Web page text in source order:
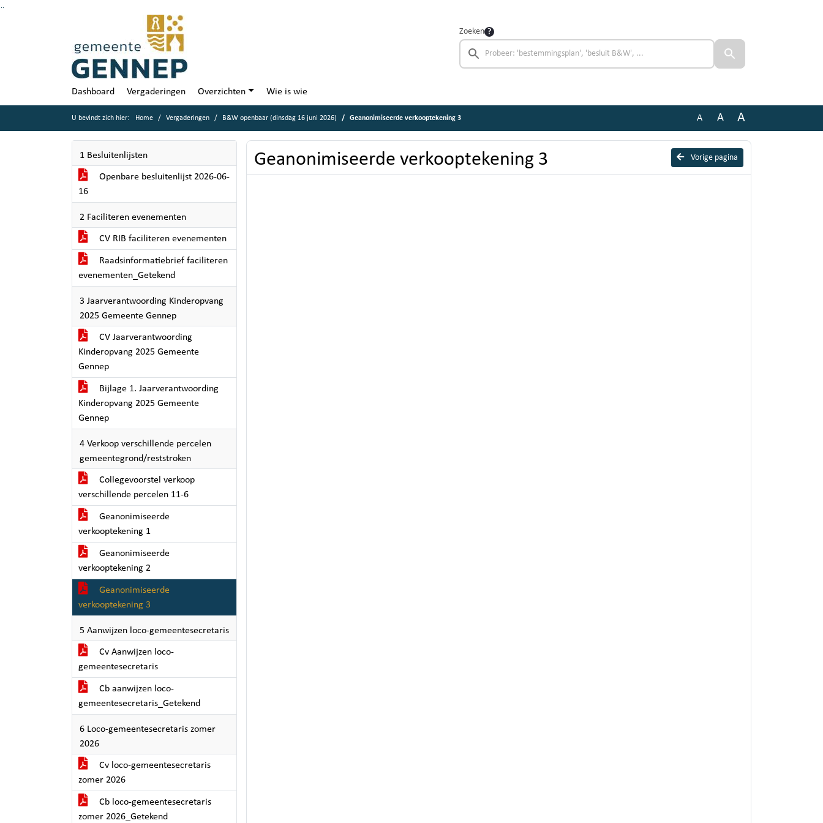
Zoeken
Dashboard Vergaderingen Overzichten Wie is wie
U bevindt zich hier: Home Vergaderingen B&W openbaar (dinsdag 16 juni 2026) Geanonimiseerde verkooptekening 3 A A A
1 Besluitenlijsten
Openbare besluitenlijst 2026-06-
16
2 Faciliteren evenementen
CV RIB faciliteren evenementen
Raadsinformatiebrief faciliteren
evenementen_Getekend
3 Jaarverantwoording Kinderopvang
2025 Gemeente Gennep
CV Jaarverantwoording
Kinderopvang 2025 Gemeente
Gennep
Bijlage 1. Jaarverantwoording
Kinderopvang 2025 Gemeente
Gennep
4 Verkoop verschillende percelen
gemeentegrond/reststroken
Collegevoorstel verkoop
verschillende percelen 11-6
Geanonimiseerde
verkooptekening 1
Geanonimiseerde
verkooptekening 2
Geanonimiseerde
verkooptekening 3
5 Aanwijzen loco-gemeentesecretaris
Cv Aanwijzen loco-
gemeentesecretaris
Cb aanwijzen loco-
gemeentesecretaris_Getekend
6 Loco-gemeentesecretaris zomer
2026
Cv loco-gemeentesecretaris
zomer 2026
Cb loco-gemeentesecretaris
zomer 2026_Getekend
Vorige pagina
Geanonimiseerde verkooptekening 3